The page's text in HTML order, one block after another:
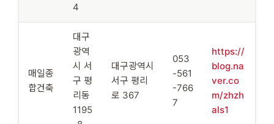
4
매일종
합건축
대구
광역
시 서
구 평
리동
1195
대구광역시
서구 평리
로 367
053
-561
-766
7
https://
blog.na
ver.co
m/zhzh
als1